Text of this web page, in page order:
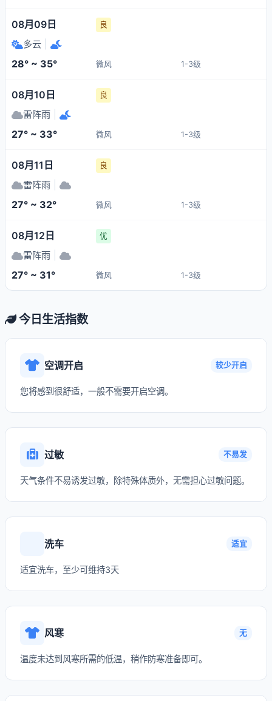
08月09日 良
多云
28° ~ 35° 微风 1-3级
08月10日 良
雷阵雨
27° ~ 33° 微风 1-3级
08月11日 良
雷阵雨
27° ~ 32° 微风 1-3级
08月12日 优
雷阵雨
27° ~ 31° 微风 1-3级
今日生活指数
空调开启 较少开启
您将感到很舒适，一般不需要开启空调。
过敏 不易发
天气条件不易诱发过敏，除特殊体质外，无需担心过敏问题。
洗车 适宜
适宜洗车，至少可维持3天
风寒 无
温度未达到风寒所需的低温，稍作防寒准备即可。